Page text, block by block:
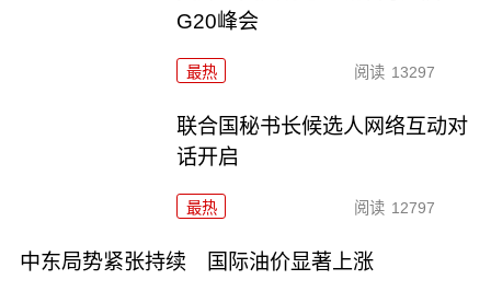
G20峰会
最热 阅读 13297
联合国秘书长候选人网络互动对
话开启
最热 阅读 12797
中东局势紧张持续 国际油价显著上涨